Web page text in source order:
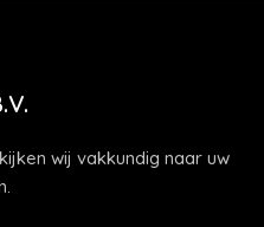
wij vakkundig naar uw